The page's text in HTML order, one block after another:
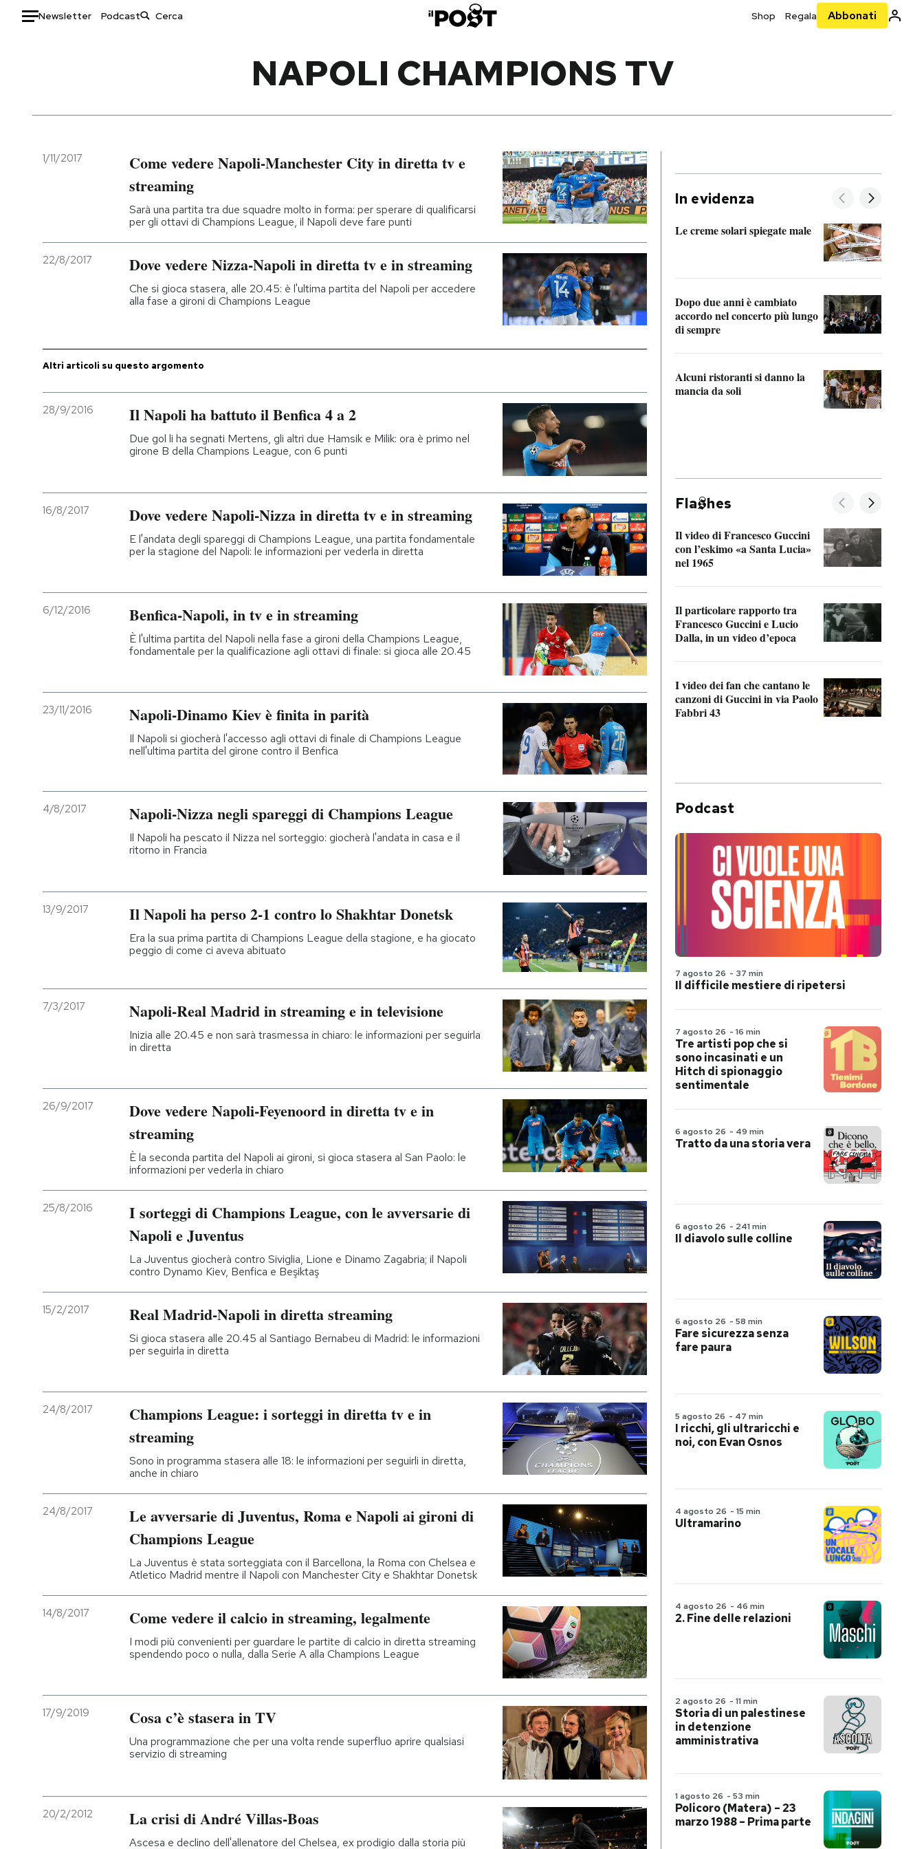
Newsletter Podcast Shop Regala Abbonati
Italia
Politica
Economia
Moda
Ok Boomer!
Media
Mondiali calcio 2026
CALENDARIO
AREA PERSONALE
Entra
NAPOLI CHAMPIONS TV
1/11/2017
Come vedere Napoli-Manchester City in diretta tv e
streaming
Sarà una partita tra due squadre molto in forma: per sperare di qualificarsi
per gli ottavi di Champions League, il Napoli deve fare punti
22/8/2017 Dove vedere Nizza-Napoli in diretta tv e in streaming
Che si gioca stasera, alle 20.45: è l'ultima partita del Napoli per accedere
alla fase a gironi di Champions League
Altri articoli su questo argomento
28/9/2016 Il Napoli ha battuto il Benfica 4 a 2
Due gol li ha segnati Mertens, gli altri due Hamsik e Milik: ora è primo nel
girone B della Champions League, con 6 punti
16/8/2017 Dove vedere Napoli-Nizza in diretta tv e in streaming
E l'andata degli spareggi di Champions League, una partita fondamentale
per la stagione del Napoli: le informazioni per vederla in diretta
6/12/2016 Benfica-Napoli, in tv e in streaming
È l'ultima partita del Napoli nella fase a gironi della Champions League,
fondamentale per la qualificazione agli ottavi di finale: si gioca alle 20.45
23/11/2016 Napoli-Dinamo Kiev è finita in parità
Il Napoli si giocherà l'accesso agli ottavi di finale di Champions League
nell'ultima partita del girone contro il Benfica
4/8/2017 Napoli-Nizza negli spareggi di Champions League
Il Napoli ha pescato il Nizza nel sorteggio: giocherà l'andata in casa e il
ritorno in Francia
13/9/2017 Il Napoli ha perso 2-1 contro lo Shakhtar Donetsk
Era la sua prima partita di Champions League della stagione, e ha giocato
peggio di come ci aveva abituato
7/3/2017 Napoli-Real Madrid in streaming e in televisione
Inizia alle 20.45 e non sarà trasmessa in chiaro: le informazioni per seguirla
in diretta
26/9/2017
Dove vedere Napoli-Feyenoord in diretta tv e in
streaming
È la seconda partita del Napoli ai gironi, si gioca stasera al San Paolo: le
informazioni per vederla in chiaro
25/8/2016
I sorteggi di Champions League, con le avversarie di
Napoli e Juventus
La Juventus giocherà contro Siviglia, Lione e Dinamo Zagabria; il Napoli
contro Dynamo Kiev, Benfica e Beşiktaş
15/2/2017 Real Madrid-Napoli in diretta streaming
Si gioca stasera alle 20.45 al Santiago Bernabeu di Madrid: le informazioni
per seguirla in diretta
24/8/2017
Champions League: i sorteggi in diretta tv e in
streaming
Sono in programma stasera alle 18: le informazioni per seguirli in diretta,
anche in chiaro
24/8/2017
Le avversarie di Juventus, Roma e Napoli ai gironi di
Champions League
La Juventus è stata sorteggiata con il Barcellona, la Roma con Chelsea e
Atletico Madrid mentre il Napoli con Manchester City e Shakhtar Donetsk
14/8/2017 Come vedere il calcio in streaming, legalmente
I modi più convenienti per guardare le partite di calcio in diretta streaming
spendendo poco o nulla, dalla Serie A alla Champions League
17/9/2019 Cosa c’è stasera in TV
Una programmazione che per una volta rende superfluo aprire qualsiasi
servizio di streaming
20/2/2012 La crisi di André Villas-Boas
Ascesa e declino dell'allenatore del Chelsea, ex prodigio dalla storia più
In evidenza
Le creme solari spiegate male
Dopo due anni è cambiato
accordo nel concerto più lungo
di sempre
Alcuni ristoranti si danno la
mancia da soli
Fla hes
Il video di Francesco Guccini
con l’eskimo «a Santa Lucia»
nel 1965
Il particolare rapporto tra
Francesco Guccini e Lucio
Dalla, in un video d’epoca
I video dei fan che cantano le
canzoni di Guccini in via Paolo
Fabbri 43
Podcast
7 agosto 26 - 37 min
Il difficile mestiere di ripetersi
7 agosto 26 - 16 min
Tre artisti pop che si
sono incasinati e un
Hitch di spionaggio
sentimentale
6 agosto 26 - 49 min
Tratto da una storia vera
6 agosto 26 - 241 min
Il diavolo sulle colline
6 agosto 26 - 58 min
Fare sicurezza senza
fare paura
5 agosto 26 - 47 min
I ricchi, gli ultraricchi e
noi, con Evan Osnos
4 agosto 26 - 15 min
Ultramarino
4 agosto 26 - 46 min
2. Fine delle relazioni
2 agosto 26 - 11 min
Storia di un palestinese
in detenzione
amministrativa
1 agosto 26 - 53 min
Policoro (Matera) – 23
marzo 1988 – Prima parte